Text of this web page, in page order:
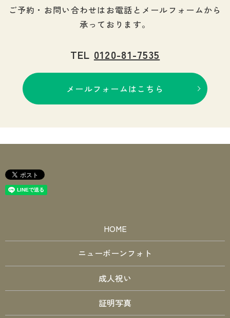
ご予約・お問い合わせはお電話とメールフォームから
承っております。
TEL 0120-81-7535
メールフォームはこちら
HOME
ニューボーンフォト
成人祝い
証明写真